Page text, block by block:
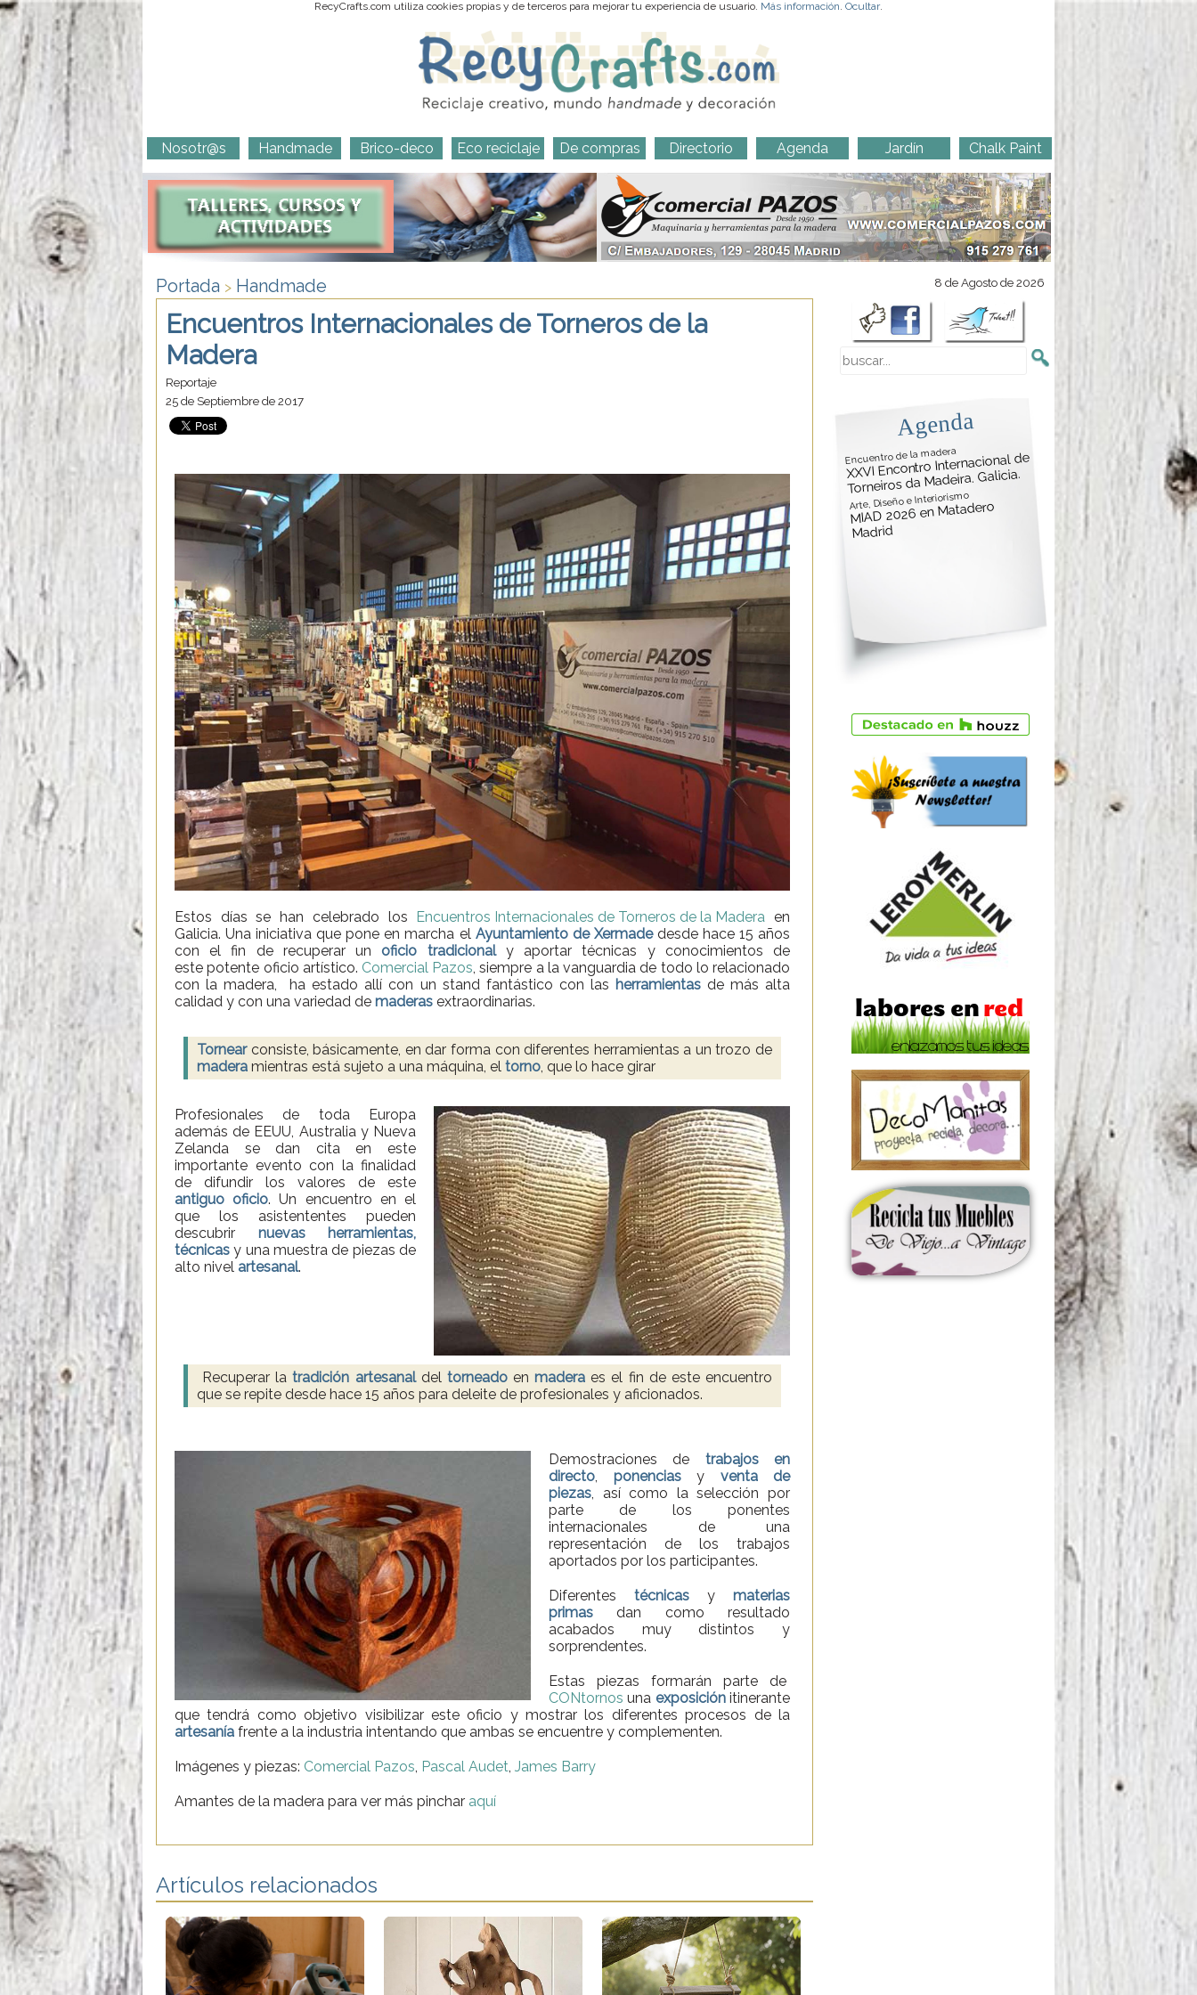
RecyCrafts.com utiliza cookies propias y de terceros para mejorar tu experiencia de usuario. Más información. Ocultar.
Nosotr@s Handmade Brico-deco Eco reciclaje De compras Directorio Agenda Jardín Chalk Paint
Portada > Handmade
Encuentros Internacionales de Torneros de la
Madera
Reportaje
25 de Septiembre de 2017
Estos días se han celebrado los Encuentros Internacionales de Torneros de la Madera en
Galicia. Una iniciativa que pone en marcha el Ayuntamiento de Xermadedesde hace 15 años
con el fin de recuperar un oficio tradicional y aportar técnicas y conocimientos de
este potente oficio artístico. Comercial Pazos, siempre a la vanguardia de todo lo relacionado
con la madera, ha estado allí con un stand fantástico con las herramientasde más alta
calidad y con una variedad de maderas extraordinarias.
Tornear consiste, básicamente, en dar forma con diferentes herramientas a un trozo de
madera mientras está sujeto a una máquina, el torno, que lo hace girar
Profesionales de toda Europa
además de EEUU, Australia y Nueva
Zelanda se dan cita en este
importante evento con la finalidad
de difundir los valores de este
antiguo oficio. Un encuentro en el
que los asistententes pueden
descubrir nuevas herramientas,
técnicas y una muestra de piezas de
alto nivel artesanal.
Recuperar latradición artesanaldel torneado enmadera es el fin de este encuentro
que se repite desde hace 15 años para deleite de profesionales y aficionados.
Demostraciones de trabajos en
directo, ponenciasy venta de
piezas, así como la selección por
parte de los ponentes
internacionales de una
representación de los trabajos
aportados por los participantes.
Diferentes técnicas y materias
primas dan como resultado
acabados muy distintos y
sorprendentes.
Estas piezas formarán parte de
CONtornos una exposiciónitinerante
que tendrá como objetivo visibilizar este oficio y mostrar los diferentes procesos de la
artesanía frente a la industria intentando que ambas se encuentre y complementen.
Imágenes y piezas: Comercial Pazos, Pascal Audet, James Barry
Amantes de la madera para ver más pinchar aquí
Artículos relacionados
8 de Agosto de 2026
Agenda
Encuentro de la madera
XXVI Encontro Internacional de
Torneiros da Madeira. Galicia.
Arte, Diseño e Interiorismo
MIAD 2026 en Matadero
Madrid